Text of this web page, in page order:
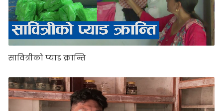
सावित्रीको प्याड क्रान्ति